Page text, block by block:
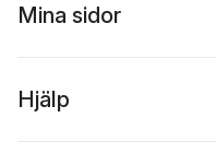
Mina sidor
Hjälp